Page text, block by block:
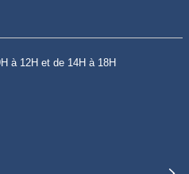
à 12H et de 14H à 18H